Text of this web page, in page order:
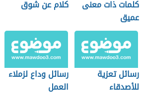
كلمات ذات معنى
عميق
كلام عن شوق
رسائل تعزية
للأصدقاء
رسائل وداع لزملاء
العمل